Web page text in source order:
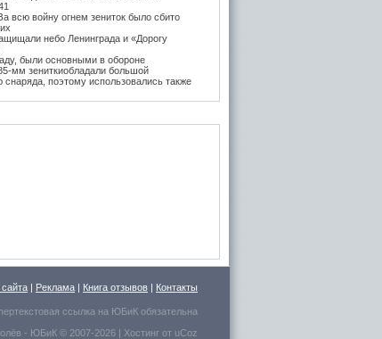
всю войну огнем зениток было сбито
небо Ленинграда и «Дорогу
были основными в обороне
мм зениткиобладали большой
снаряда, поэтому использовались также
прямую наводку для борьбы с тяжёлыми
Курской битвы и испытательных
методам конвейерной сборки
всей технике врага. Завод
45мм орудие и стволы для средних и
сайта | Реклама | Книга отзывов | Контакты
ссылка на ЮБиК обязательна
- ЮБиК © 2007-2026 | Хостинг от uCoz